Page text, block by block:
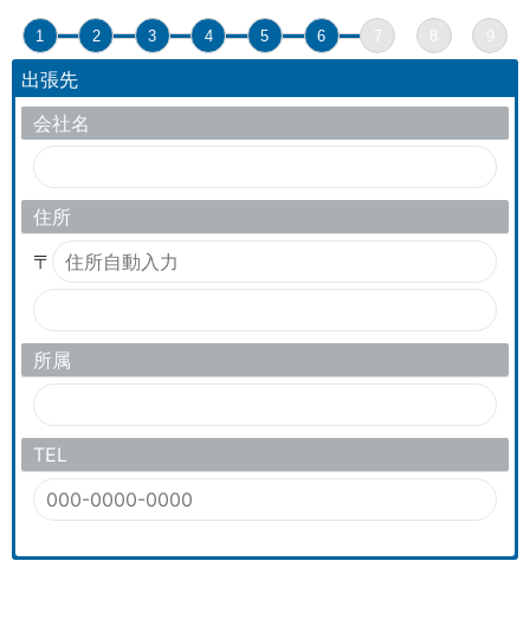
1 2 3 4 5 6 7 8 9
出張先
会社名
住所
〒
所属
TEL